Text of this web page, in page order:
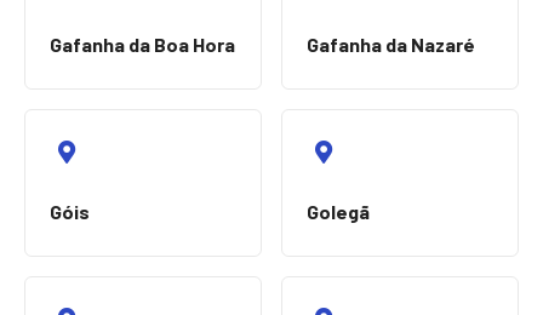
Gafanha da Boa Hora Gafanha da Nazaré
Góis Golegã